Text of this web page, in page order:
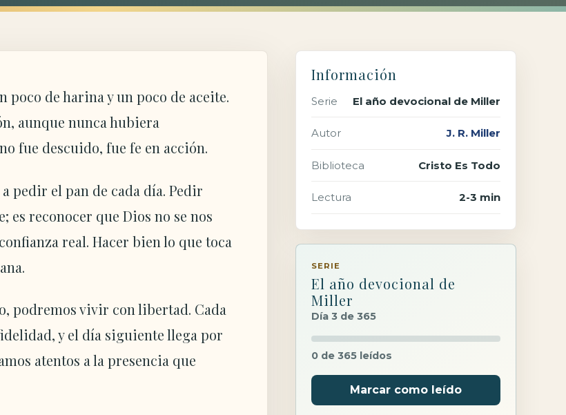
de harina y un poco de aceite.
aunque nunca hubiera
fue descuido, fue fe en acción.
pedir el pan de cada día. Pedir
es reconocer que Dios no se nos
real. Hacer bien lo que toca
podremos vivir con libertad. Cada
y el día siguiente llega por
atentos a la presencia que
Información
Serie El año devocional de Miller
Autor J. R. Miller
Biblioteca Cristo Es Todo
Lectura 2-3 min
SERIE
El año devocional de
Miller
Día 3 de 365
0 de 365 leídos
Marcar como leído